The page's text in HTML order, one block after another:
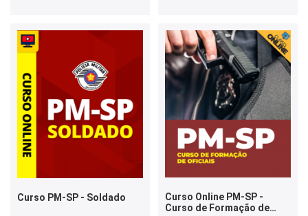
Curso PM-SP - Soldado
Curso Online PM-SP -
Curso de Formação de